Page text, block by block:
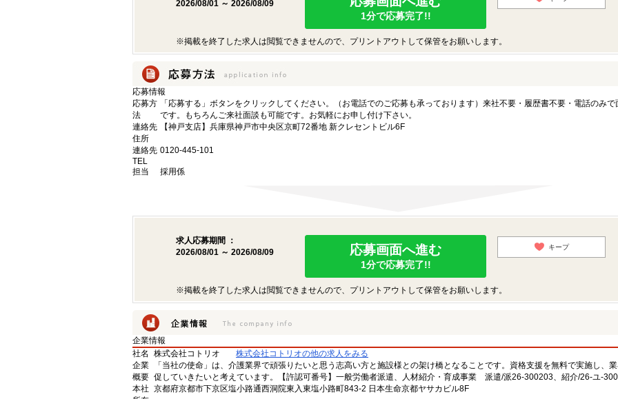
2026/08/01 ～ 2026/08/09
1分で応募完了!!
※掲載を終了した求人は閲覧できませんので、プリントアウトして保管をお願いします。
応募情報
応募方
法
「応募する」ボタンをクリックしてください。（お電話でのご応募も承っております）来社不要・履歴書不要・電話のみで
です。もちろんご来社面談も可能です。お気軽にお申し付け下さい。
連絡先
住所
【神戸支店】兵庫県神戸市中央区京町72番地 新クレセントビル6F
連絡先
TEL
0120-445-101
担当 採用係
求人応募期間 ：
2026/08/01 ～ 2026/08/09
応募画面へ進む
1分で応募完了!!
キープ
※掲載を終了した求人は閲覧できませんので、プリントアウトして保管をお願いします。
企業情報
社名
株式会社コトリオ
株式会社コトリオの他の求人をみる
企業
概要
「当社の使命」は、介護業界で頑張りたいと思う志高い方と施設様との架け橋となることです。資格支援を無料で実施し、
促していきたいと考えています。【許認可番号】一般労働者派遣、人材紹介・育成事業 派遣/派26-300203、紹介/26-ユ-
本社 京都府京都市下京区塩小路通西洞院東入東塩小路町843-2 日本生命京都ヤサカビル8F